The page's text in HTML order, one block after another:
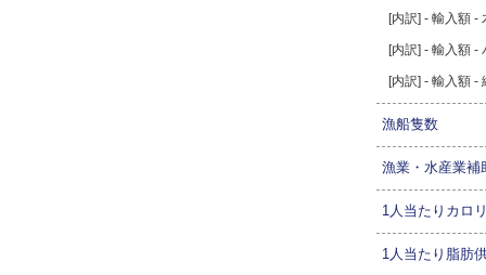
[内訳] - 輸入額 -
[内訳] - 輸入額 -
[内訳] - 輸入額 -
漁船隻数
漁業・水産業補
1人当たりカロ
1人当たり脂肪